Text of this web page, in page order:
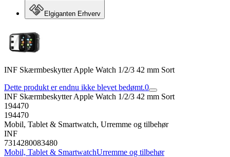
Elgiganten Erhverv
INF Skærmbeskytter Apple Watch 1/2/3 42 mm Sort
Dette produkt er endnu ikke blevet bedømt.0
INF Skærmbeskytter Apple Watch 1/2/3 42 mm Sort
194470
194470
Mobil, Tablet & Smartwatch, Urremme og tilbehør
INF
7314280083480
Mobil, Tablet & SmartwatchUrremme og tilbehør